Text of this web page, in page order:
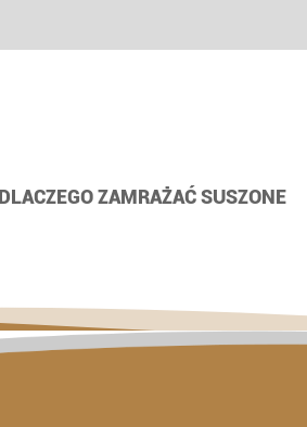
DLACZEGO ZAMRAŻAĆ SUSZONE